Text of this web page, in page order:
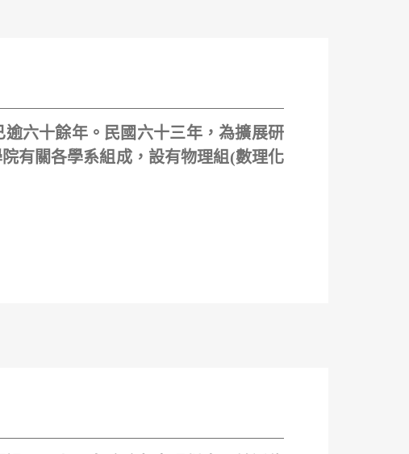
六十餘年。民國六十三年，為擴展研
有關各學系組成，設有物理組(數理化